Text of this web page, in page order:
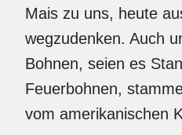
Mais zu uns, heute
wegzudenken. Auch
Bohnen, seien es
Feuerbohnen,
vom amerikanischen